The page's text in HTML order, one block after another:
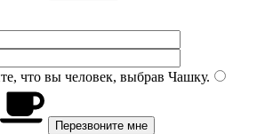
что вы человек, выбрав Чашку.